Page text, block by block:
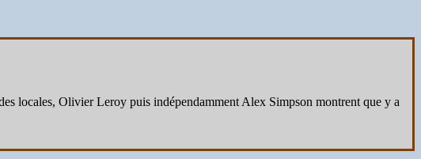
locales, Olivier Leroy puis indépendamment Alex Simpson montrent que y a